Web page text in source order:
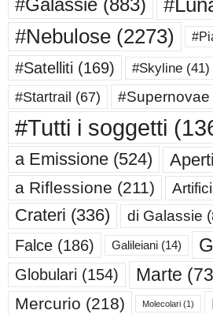
#Galassie (883)
#Nebulose (2273)
#Satelliti (169) #Skyline (41)
#Startrail (67) #Supernovae
#Tutti i soggetti
a Emissione (524) Aperti
a Riflessione (211)
Crateri (336) di Galassie
Falce (186) Galileiani (14)
Globulari (154) Marte
Mercurio (218) Molecolari (1)